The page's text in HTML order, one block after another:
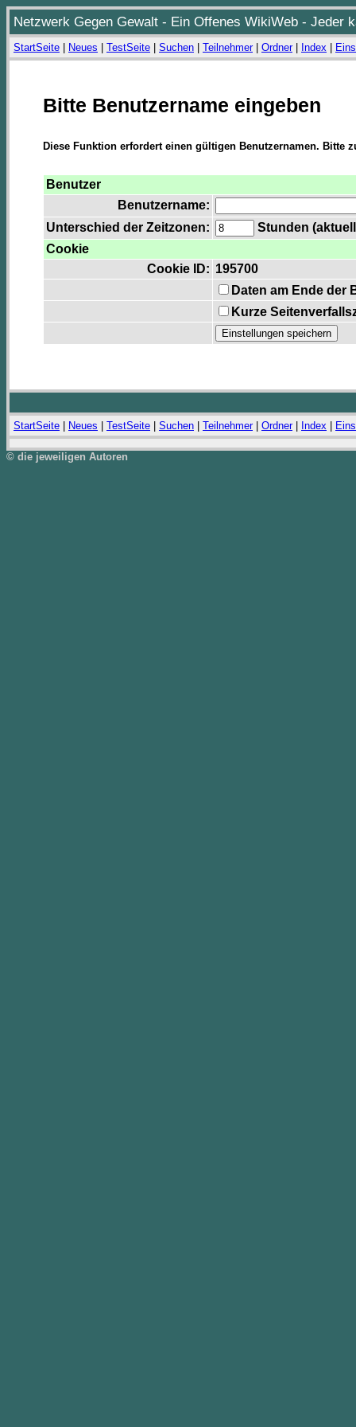
Netzwerk Gegen Gewalt - Ein Offenes WikiWeb - Jeder
StartSeite Neues TestSeite Suchen Teilnehmer| Ordner| Index
Bitte Benutzername eingeben
Diese Funktion erfordert einen gültigen Benutzernamen. Bitte
Benutzer
Benutzername:
Unterschied der Zeitzonen:
Stunden
Cookie
Cookie ID: 195700
Daten am Ende der
Kurze
StartSeite Neues TestSeite Suchen Teilnehmer| Ordner| Index
© die jeweiligen Autoren